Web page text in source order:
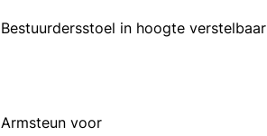
Bestuurdersstoel in hoogte verstelbaar
Armsteun voor